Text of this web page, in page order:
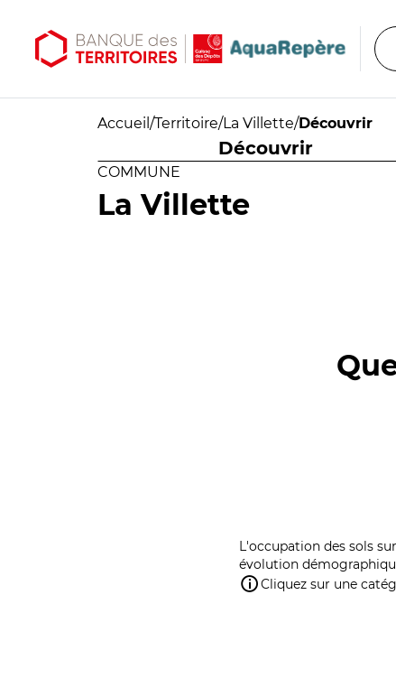
Accueil /Territoire/La Villette/Découvrir
Découvrir
COMMUNE
La Villette
L'occupation des sols
évolution
Cliquez sur une